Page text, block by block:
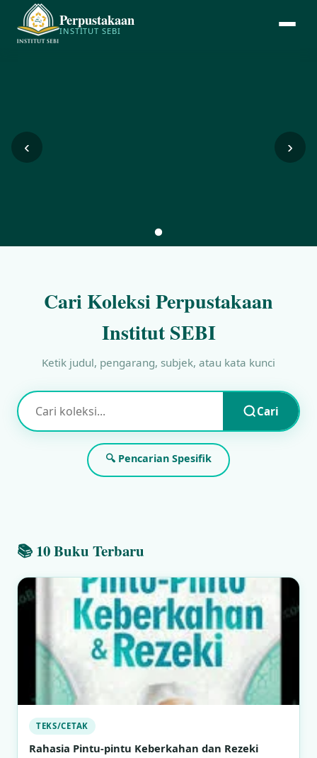
Perpustakaan
INSTITUT SEBI
‹ ›
Cari Koleksi Perpustakaan
Institut SEBI
Ketik judul, pengarang, subjek, atau kata kunci
Cari
🔍 Pencarian Spesifik
📚 10 Buku Terbaru
TEKS/CETAK
Rahasia Pintu-pintu Keberkahan dan Rezeki